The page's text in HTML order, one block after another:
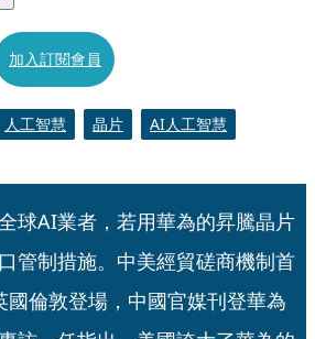
加入訂閱會員
人工智慧 晶片 AI人工智慧
球AI業者，若用華為的昇騰晶片
管制措施。中美經貿磋商機制首
國倫敦登場，中國官媒刊登華為